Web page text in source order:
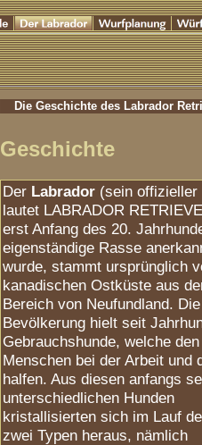
Die Geschichte des Labrador
Geschichte
Der Labrador (sein offizieller
lautet LABRADOR
erst Anfang des 20.
eigenständige Rasse
wurde, stammt ursprünglich
kanadischen Ostküste aus
Bereich von Neufundland.
Bevölkerung hielt seit
Gebrauchshunde, welche den
Menschen bei der Arbeit und
halfen. Aus diesen anfangs
unterschiedlichen Hunden
kristallisierten sich im Lauf
zwei Typen heraus, nämlich